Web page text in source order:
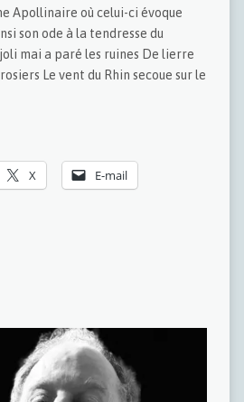
Apollinaire où celui-ci évoque
son ode à la tendresse du
mai a paré les ruines De lierre
Le vent du Rhin secoue sur le
X E-mail